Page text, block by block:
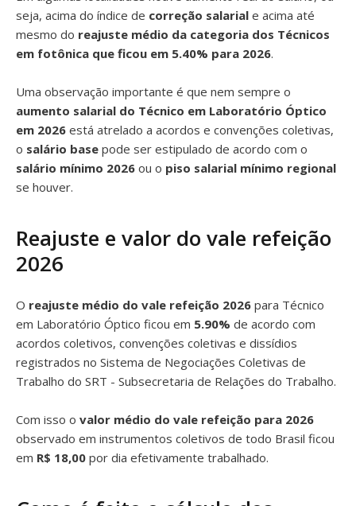
seja, acima do índice de correção salarial e acima até
mesmo do reajuste médio da categoria dos Técnicos
em fotônica que ficou em 5.40% para 2026.
Uma observação importante é que nem sempre o
aumento salarial do Técnico em Laboratório Óptico
em 2026 está atrelado a acordos e convenções coletivas,
o salário base pode ser estipulado de acordo com o
salário mínimo 2026 ou o piso salarial mínimo regional
se houver.
Reajuste e valor do vale refeição
2026
O reajuste médio do vale refeição 2026 para Técnico
em Laboratório Óptico ficou em 5.90% de acordo com
acordos coletivos, convenções coletivas e dissídios
registrados no Sistema de Negociações Coletivas de
Trabalho do SRT - Subsecretaria de Relações do Trabalho.
Com isso o valor médio do vale refeição para 2026
observado em instrumentos coletivos de todo Brasil ficou
em R$ 18,00 por dia efetivamente trabalhado.